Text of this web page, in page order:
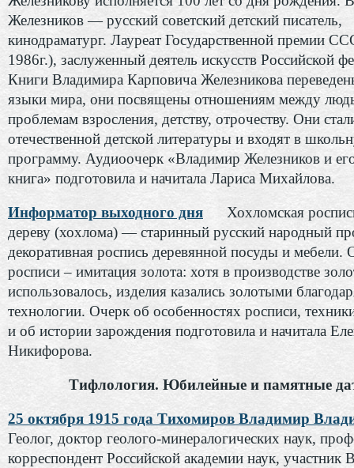
Железников — русский советский детский писатель,
кинодраматург. Лауреат Государственной премии
1986г.), заслуженный деятель искусств Российской
Книги Владимира Карповича Железникова
языки мира, они посвящены отношениям между
проблемам взросления, детству, отрочеству. Они
отечественной детской литературы и входят в
программу. Аудиоочерк «Владимир Железников и
книга» подготовила и начитала Лариса Михайлова.
Информатор выходного дня
Хохломская
дереву (хохлома) — старинный русский народный
декоративная роспись деревянной посуды и мебели.
росписи – имитация золота: хотя в производстве
использовалось, изделия казались золотыми
технологии. Очерк об особенностях росписи,
и об истории зарождения подготовила и начитала
Никифорова.
Тифлология. Юбилейные и памятные
25 октября 1915 года Тихомиров Владимир
Геолог, доктор геолого-минералогических наук,
корреспондент Российской академии наук, участник